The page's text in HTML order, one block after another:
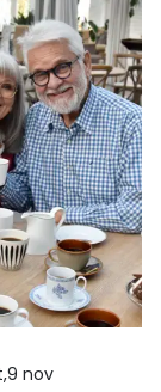
9 nov